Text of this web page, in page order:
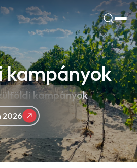
kampányok
kampányok
2026